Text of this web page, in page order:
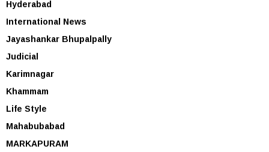
Hyderabad
International News
Jayashankar Bhupalpally
Judicial
Karimnagar
Khammam
Life Style
Mahabubabad
MARKAPURAM